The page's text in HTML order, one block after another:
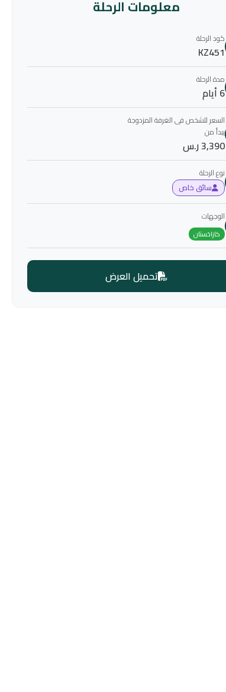
معلومات الرحلة
كود الرحلة
KZ451
مدة الرحلة
6 أيام
السعر للشخص فى الغرفة المزدوجة
يبدأ من
3,390 ر.س
نوع الرحلة
سائق خاص
الوجهات
كازاخستان
تحميل العرض